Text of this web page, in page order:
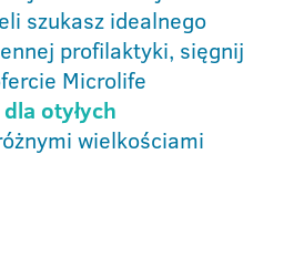
szukasz idealnego
profilaktyki, sięgnij
Microlife
otyłych
wielkościami